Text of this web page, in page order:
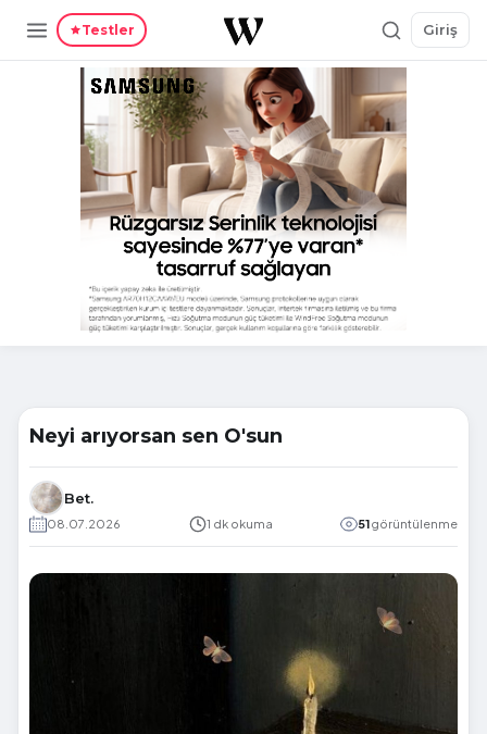
Testler Giriş
Neyi arıyorsan sen O'sun
Bet.
08.07.2026 1 dk okuma 51görüntülenme